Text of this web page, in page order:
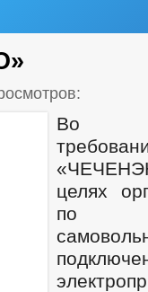
Во
целях
по